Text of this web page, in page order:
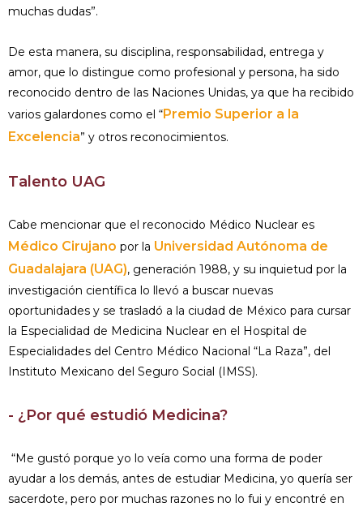
muchas dudas”.
De esta manera, su disciplina, responsabilidad, entrega y
amor, que lo distingue como profesional y persona, ha sido
reconocido dentro de las Naciones Unidas, ya que ha recibido
varios galardones como el “Premio Superior a la
Excelencia” y otros reconocimientos.
Talento UAG
Cabe mencionar que el reconocido Médico Nuclear es
Médico Cirujano por la Universidad Autónoma de
Guadalajara (UAG), generación 1988, y su inquietud por la
investigación científica lo llevó a buscar nuevas
oportunidades y se trasladó a la ciudad de México para cursar
la Especialidad de Medicina Nuclear en el Hospital de
Especialidades del Centro Médico Nacional “La Raza”, del
Instituto Mexicano del Seguro Social (IMSS).
- ¿Por qué estudió Medicina?
“Me gustó porque yo lo veía como una forma de poder
ayudar a los demás, antes de estudiar Medicina, yo quería ser
sacerdote, pero por muchas razones no lo fui y encontré en